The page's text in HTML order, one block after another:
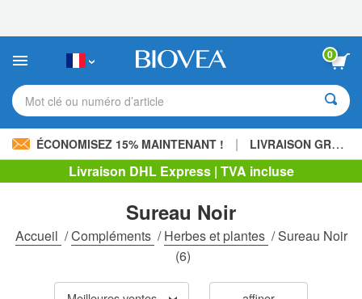
:
site
comprend
un
d'accessibilité.
0
Mot clé ou numéro d’article
ÉCONOMISEZ 15% MAINTENANT ! | LIVRAISON GRATUITE
Livraison DHL Express | TVA incluse
Sureau Noir
Accueil /Compléments /Herbes et plantes /Sureau Noir
(6)